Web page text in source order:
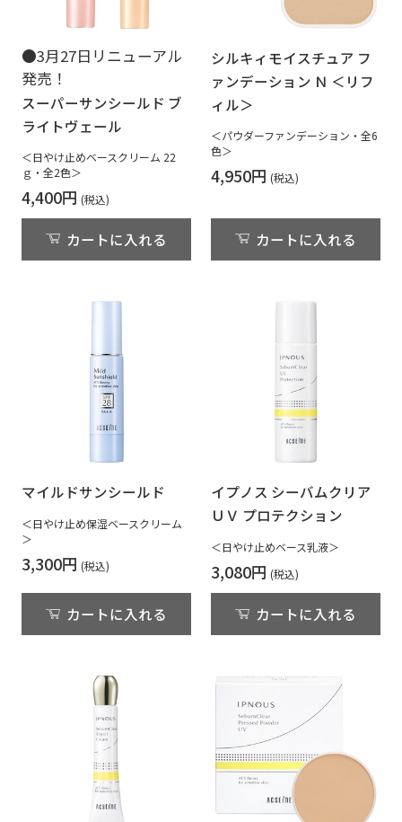
●3月27日リニューアル
発売！
スーパーサンシールド ブ
ライトヴェール
＜日やけ止めベースクリーム 22
ｇ・全2色＞
4,400円
カートに入れる
シルキィモイスチュア フ
ァンデーション Ｎ ＜リフ
ィル＞
＜パウダーファンデーション・全6
色＞
4,950円
カートに入れる
マイルドサンシールド
＜日やけ止め保湿ベースクリーム
＞
3,300円
カートに入れる
イプノス シーバムクリア
ＵＶ プロテクション
＜日やけ止めベース乳液＞
3,080円
カートに入れる